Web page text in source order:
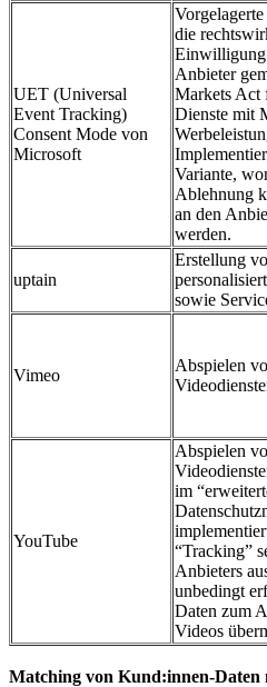
UET (Universal
Event Tracking)
Consent Mode von
Microsoft
die
Einwilligung
Anbieter
Markets Act
Dienste mit
Variante,
Ablehnung
an den
werden.
uptain
Erstellung
sowie
Vimeo
Abspielen
YouTube
Abspielen
im
“Tracking”
Anbieters
unbedingt
Daten zum
Videos
Matching von Kund:innen-Daten